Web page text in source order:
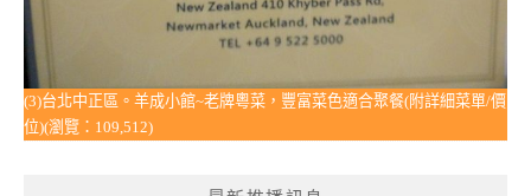
(3)台北中正區。羊成小館~老牌粵菜，豐富菜色適合聚餐(附詳細菜單/價
位)(瀏覽：109,512)